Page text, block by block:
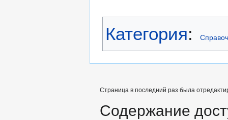
Категория:
Страница в последний раз была
Содержание